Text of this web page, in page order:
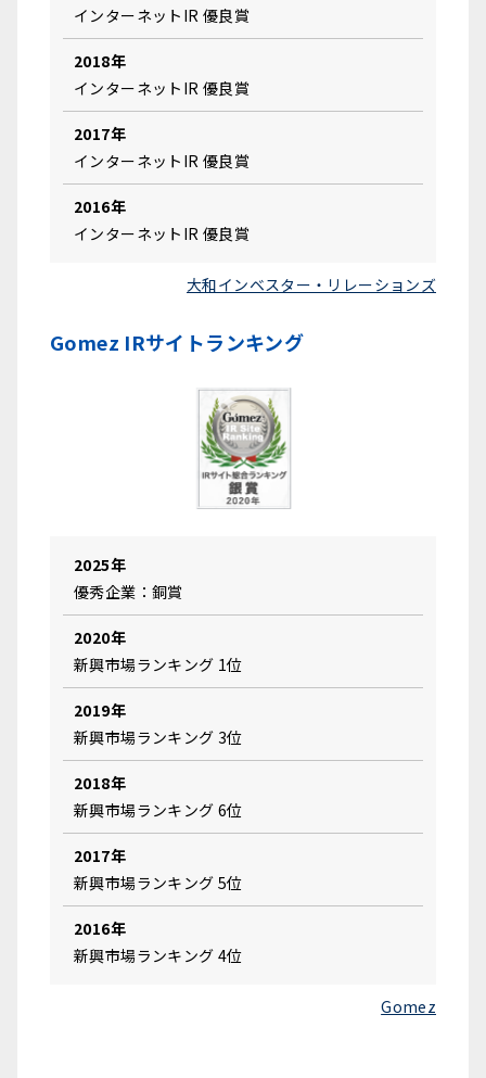
インターネットIR 優良賞
2018年
インターネットIR 優良賞
2017年
インターネットIR 優良賞
2016年
インターネットIR 優良賞
大和インベスター・リレーションズ
Gomez IRサイトランキング
2025年
優秀企業：銅賞
2020年
新興市場ランキング 1位
2019年
新興市場ランキング 3位
2018年
新興市場ランキング 6位
2017年
新興市場ランキング 5位
2016年
新興市場ランキング 4位
Gomez